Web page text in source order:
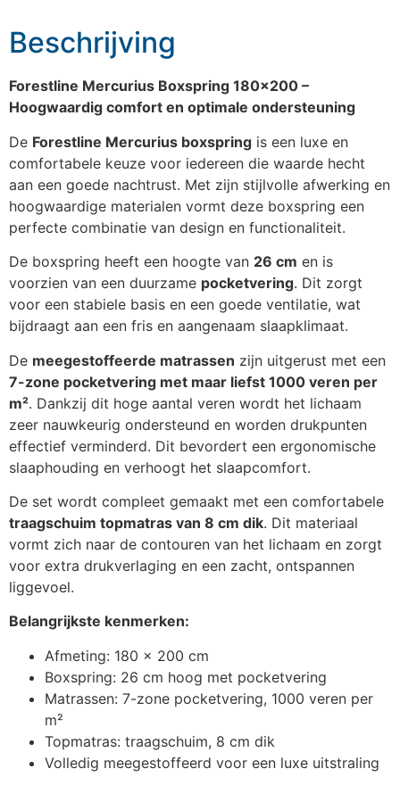
Beschrijving
Forestline Mercurius Boxspring 180×200 –
Hoogwaardig comfort en optimale ondersteuning
De Forestline Mercurius boxspring is een luxe en
comfortabele keuze voor iedereen die waarde hecht
aan een goede nachtrust. Met zijn stijlvolle afwerking en
hoogwaardige materialen vormt deze boxspring een
perfecte combinatie van design en functionaliteit.
De boxspring heeft een hoogte van 26 cm en is
voorzien van een duurzame pocketvering. Dit zorgt
voor een stabiele basis en een goede ventilatie, wat
bijdraagt aan een fris en aangenaam slaapklimaat.
De meegestoffeerde matrassen zijn uitgerust met een
7-zone pocketvering met maar liefst 1000 veren per
m². Dankzij dit hoge aantal veren wordt het lichaam
zeer nauwkeurig ondersteund en worden drukpunten
effectief verminderd. Dit bevordert een ergonomische
slaaphouding en verhoogt het slaapcomfort.
De set wordt compleet gemaakt met een comfortabele
traagschuim topmatras van 8 cm dik. Dit materiaal
vormt zich naar de contouren van het lichaam en zorgt
voor extra drukverlaging en een zacht, ontspannen
liggevoel.
Belangrijkste kenmerken:
Afmeting: 180 x 200 cm
Boxspring: 26 cm hoog met pocketvering
Matrassen: 7-zone pocketvering, 1000 veren per
m²
Topmatras: traagschuim, 8 cm dik
Volledig meegestoffeerd voor een luxe uitstraling